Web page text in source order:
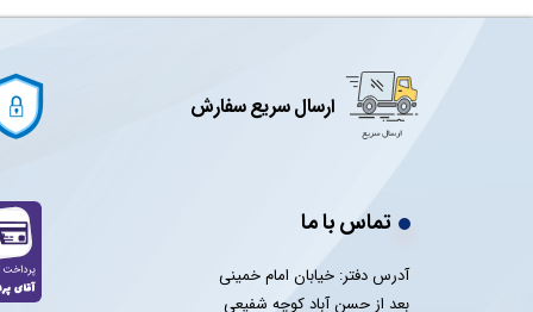
ارسال سریع سفارش
تماس با ما
آدرس دفتر: خیابان امام خمینی
بعد از حسن آباد کوچه شفیعی